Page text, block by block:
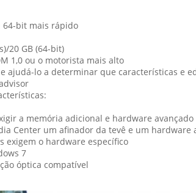
64-bit mais rápido
20 GB (64-bit)
1,0 ou o motorista mais alto
ajudá-lo a determinar que características e
a memória adicional e hardware avançado
Center um afinador da tevê e um hardware
exigem o hardware específico
7
óptica compatível